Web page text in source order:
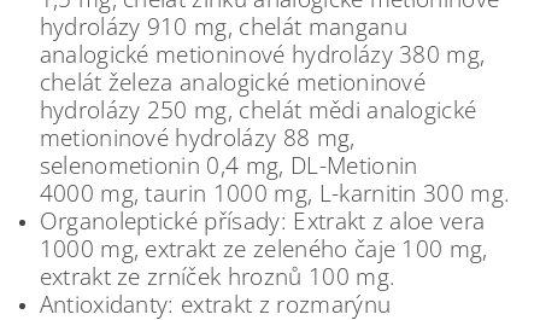
hydrolázy 910 mg, chelát manganu
analogické metioninové hydrolázy 380 mg,
chelát železa analogické metioninové
hydrolázy 250 mg, chelát mědi analogické
metioninové hydrolázy 88 mg,
selenometionin 0,4 mg, DL-Metionin
4000 mg, taurin 1000 mg, L-karnitin 300 mg.
Organoleptické přísady: Extrakt z aloe vera
1000 mg, extrakt ze zeleného čaje 100 mg,
extrakt ze zrníček hroznů 100 mg.
Antioxidanty: extrakt z rozmarýnu